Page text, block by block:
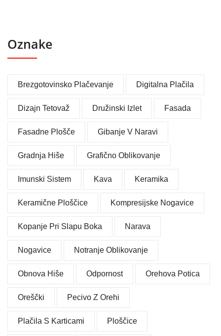
Oznake
Brezgotovinsko Plačevanje Digitalna Plačila
Dizajn Tetovaž Družinski Izlet Fasada
Fasadne Plošče Gibanje V Naravi
Gradnja Hiše Grafično Oblikovanje
Imunski Sistem Kava Keramika
Keramične Ploščice Kompresijske Nogavice
Kopanje Pri Slapu Boka Narava
Nogavice Notranje Oblikovanje
Obnova Hiše Odpornost Orehova Potica
Oreščki Pecivo Z Orehi
Plačila S Karticami Ploščice